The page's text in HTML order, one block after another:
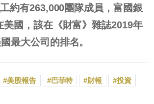
約有263,000團隊成員，富國銀
美國，該在《財富》雜誌2019年
最大公司的排名。
美股報告 巴菲特 財報
投資